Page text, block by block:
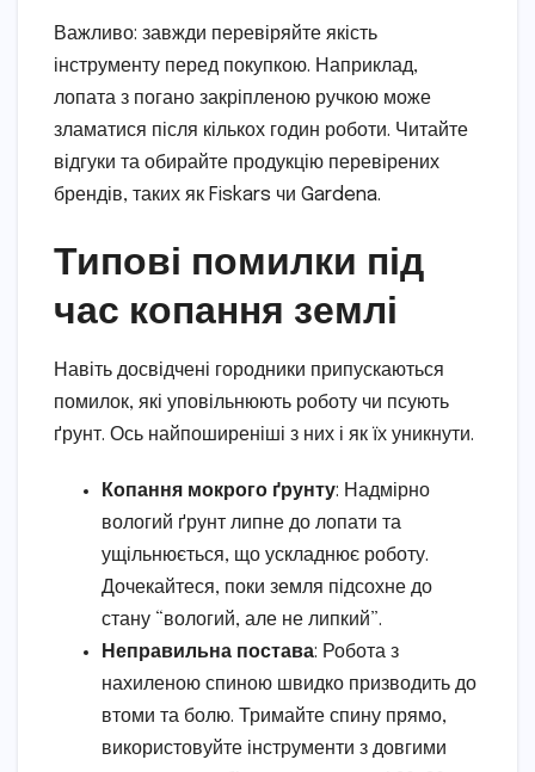
Важливо: завжди перевіряйте якість
інструменту перед покупкою. Наприклад,
лопата з погано закріпленою ручкою може
зламатися після кількох годин роботи. Читайте
відгуки та обирайте продукцію перевірених
брендів, таких як Fiskars чи Gardena.
Типові помилки під
час копання землі
Навіть досвідчені городники припускаються
помилок, які уповільнюють роботу чи псують
ґрунт. Ось найпоширеніші з них і як їх уникнути.
Копання мокрого ґрунту: Надмірно
вологий ґрунт липне до лопати та
ущільнюється, що ускладнює роботу.
Дочекайтеся, поки земля підсохне до
стану “вологий, але не липкий”.
Неправильна постава: Робота з
нахиленою спиною швидко призводить до
втоми та болю. Тримайте спину прямо,
використовуйте інструменти з довгими